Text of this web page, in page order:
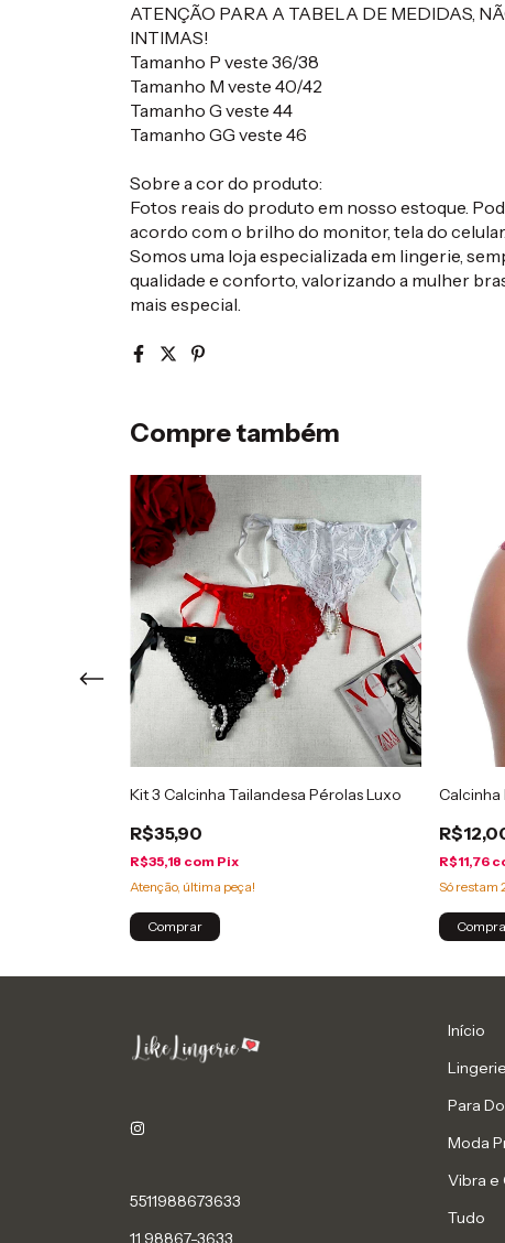
ATENÇÃO PARA A TABELA DE MEDIDAS,
INTIMAS!
Tamanho P veste 36/38
Tamanho M veste 40/42
Tamanho G veste 44
Tamanho GG veste 46
Sobre a cor do produto:
Fotos reais do produto em nosso estoque.
acordo com o brilho do monitor, tela do celular.
Somos uma loja especializada em lingerie,
qualidade e conforto, valorizando a mulher
mais especial.
Compre também
Kit 3 Calcinha Tailandesa Pérolas Luxo
R$35,90
R$35,18 com Pix
Atenção, última peça!
Comprar
Calcinha
R$11,76
Só restam
5511988673633
11 98867-3633
Início
Lingerie
Para
Moda
Vibra e
Tudo